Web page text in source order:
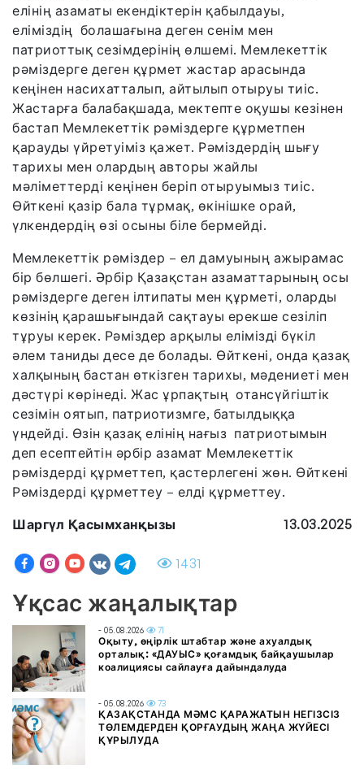
елінің азаматы екендіктерін қабылдауы,
еліміздің болашағына деген сенім мен
патриоттық сезімдерінің өлшемі. Мемлекеттік
рәміздерге деген құрмет жастар арасында
кеңінен насихатталып, айтылып отыруы тиіс.
Жастарға балабақшада, мектепте оқушы кезінен
бастап Мемлекеттік рәміздерге құрметпен
қарауды үйретуіміз қажет. Рәміздердің шығу
тарихы мен олардың авторы жайлы
мәліметтерді кеңінен беріп отыруымыз тиіс.
Өйткені қазір бала тұрмақ, өкінішке орай,
үлкендердің өзі осыны біле бермейді.
Мемлекеттік рәміздер – ел дамуының ажырамас
бір бөлшегі. Әрбір Қазақстан азаматтарының осы
рәміздерге деген ілтипаты мен құрметі, оларды
көзінің қарашығындай сақтауы ерекше сезіліп
тұруы керек. Рәміздер арқылы елімізді бүкіл
әлем таниды десе де болады. Өйткені, онда қазақ
халқының бастан өткізген тарихы, мәдениеті мен
дәстүрі көрінеді. Жас ұрпақтың отансүйгіштік
сезімін оятып, патриотизмге, батылдыққа
үндейді. Өзін қазақ елінің нағыз патриотымын
деп есептейтін әрбір азамат Мемлекеттік
рәміздерді құрметтеп, қастерлегені жөн. Өйткені
Рәміздерді құрметтеу – елді құрметтеу.
Шаргүл Қасымханқызы
13.03.2025
1431
Ұқсас жаңалықтар
- 05.08.2026 71
Оқыту, өңірлік штабтар және ахуалдық
орталық: «ДАУЫС» қоғамдық байқаушылар
коалициясы сайлауға дайындалуда
- 05.08.2026 73
ҚАЗАҚСТАНДА МӘМС ҚАРАЖАТЫН НЕГІЗСІЗ
ТӨЛЕМДЕРДЕН ҚОРҒАУДЫҢ ЖАҢА ЖҮЙЕСІ
ҚҰРЫЛУДА